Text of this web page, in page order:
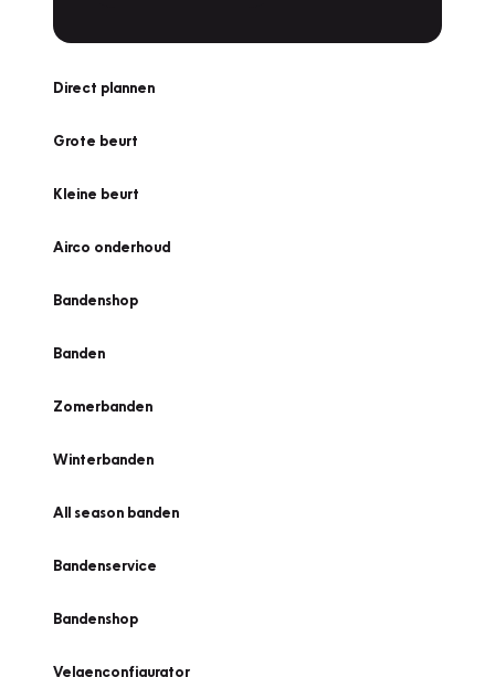
Direct plannen
Grote beurt
Kleine beurt
Airco onderhoud
Bandenshop
Banden
Zomerbanden
Winterbanden
All season banden
Bandenservice
Bandenshop
Velgenconfigurator